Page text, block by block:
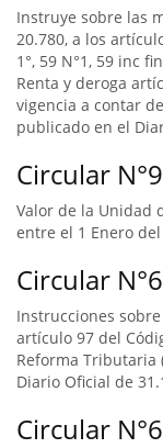
Instruye sobre las
20.780, a los
1°, 59 N°1, 59 inc
Renta y deroga
vigencia a contar
publicado en el
Circular
Valor de la Unidad
entre el 1 Enero
Circular
Instrucciones
artículo 97 del
Reforma Tributaria
Diario Oficial de
Circular